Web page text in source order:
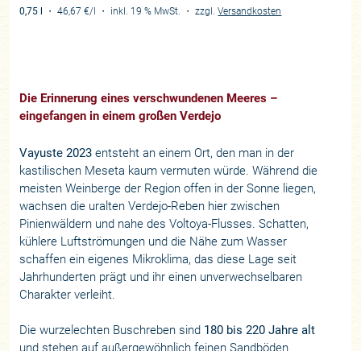
0,75 l
・46,67 €/l ・ inkl. 19 % MwSt. ・zzgl.Versandkosten
Die Erinnerung eines verschwundenen Meeres –
eingefangen in einem großen Verdejo
Vayuste 2023 entsteht an einem Ort, den man in der
kastilischen Meseta kaum vermuten würde. Während die
meisten Weinberge der Region offen in der Sonne liegen,
wachsen die uralten Verdejo-Reben hier zwischen
Pinienwäldern und nahe des Voltoya-Flusses. Schatten,
kühlere Luftströmungen und die Nähe zum Wasser
schaffen ein eigenes Mikroklima, das diese Lage seit
Jahrhunderten prägt und ihr einen unverwechselbaren
Charakter verleiht.
Die wurzelechten Buschreben sind 180 bis 220 Jahre alt
und stehen auf außergewöhnlich feinen Sandböden